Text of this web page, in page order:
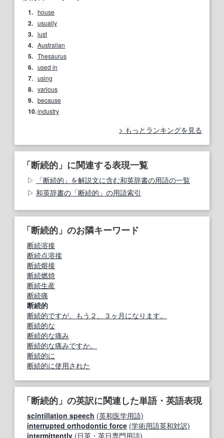
1. house
2. usually
3. just
4. Australian
5. Thesaurus
6. used in
7. using
8. various
9. because
10.industry
もっとランキングを見る
「断続的」に関連する表現一覧
「断続的」を解説文に含む和英辞書の用語の一覧
和英辞書の「断続的」の用語索引
「断続的」のお隣キーワード
断続溶接
断続点溶接
断続熔接
断続燃焼
断続生産
断続痛
断続的
断続的ですが、もう２、３ヶ月になります。
断続的な
断続的な痛み
断続的な痛みですか。
断続的に
断続的に使用された
「断続的」の英訳に関連した単語・英語表現
scintillation speech (英和医学用語)
interrupted orthodontic force (学術用語英和対訳)
intermittently (日英・英日専門用語)